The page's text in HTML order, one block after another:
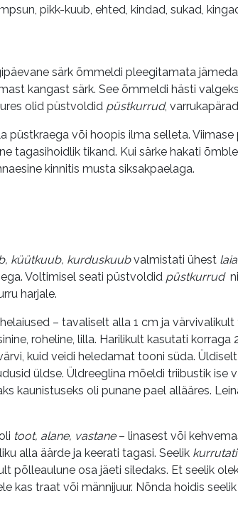
pikk-kuub, ehted, kindad, sukad,
särk õmmeldi pleegitamata
kangast särk. See õmmeldi hästi
olid püstvoldid püstkurrud,
püstkraega või hoopis ilma selleta.
tagasihoidlik tikand. Kui särke hakati
kinnitis musta siksakpaelaga.
küütkuub, kurduskuubvalmistati ühest
Voltimisel seati püstvoldid püstkurrud
harjale.
– tavaliselt alla 1 cm ja
roheline, lilla. Harilikult kasutati
kuid veidi heledamat tooni süda.
üldse. Üldreeglina mõeldi triibustik ise
kaunistuseks oli punane pael allääres.
toot, alane, vastane– linasest või
alla äärde ja keerati tagasi. Seelik kurrutati
põlleaulune osa jäeti siledaks. Et seelik
kas traat või männijuur. Nõnda hoidis